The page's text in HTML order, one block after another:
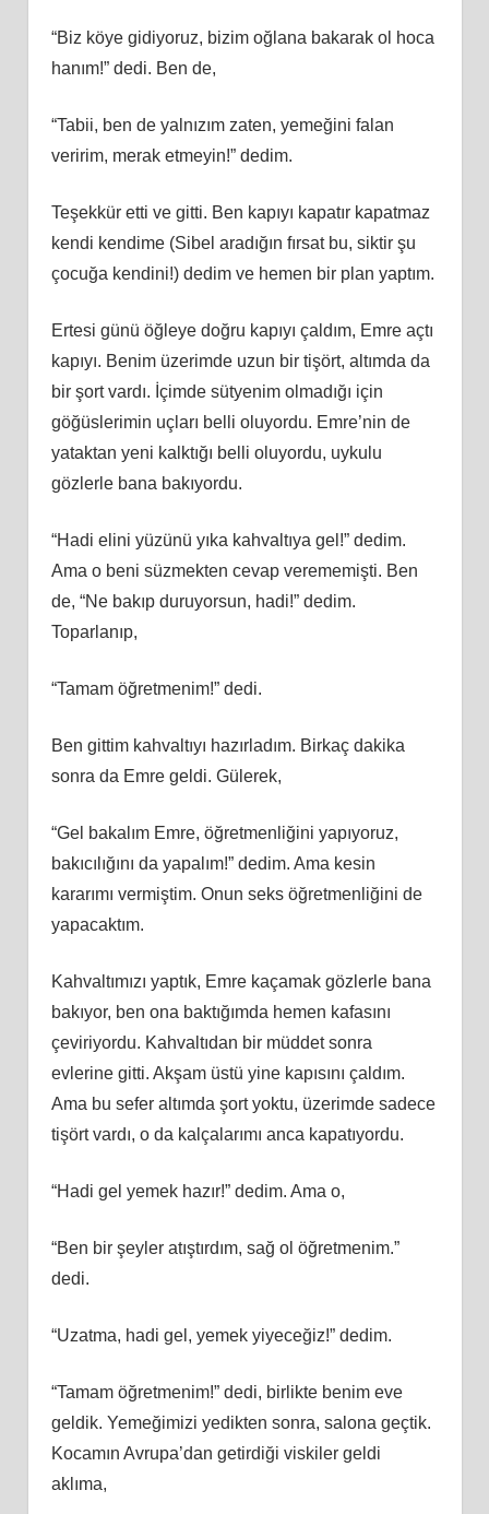
“Biz köye gidiyoruz, bizim oğlana bakarak ol hoca
hanım!” dedi. Ben de,
“Tabii, ben de yalnızım zaten, yemeğini falan
veririm, merak etmeyin!” dedim.
Teşekkür etti ve gitti. Ben kapıyı kapatır kapatmaz
kendi kendime (Sibel aradığın fırsat bu, siktir şu
çocuğa kendini!) dedim ve hemen bir plan yaptım.
Ertesi günü öğleye doğru kapıyı çaldım, Emre açtı
kapıyı. Benim üzerimde uzun bir tişört, altımda da
bir şort vardı. İçimde sütyenim olmadığı için
göğüslerimin uçları belli oluyordu. Emre’nin de
yataktan yeni kalktığı belli oluyordu, uykulu
gözlerle bana bakıyordu.
“Hadi elini yüzünü yıka kahvaltıya gel!” dedim.
Ama o beni süzmekten cevap verememişti. Ben
de, “Ne bakıp duruyorsun, hadi!” dedim.
Toparlanıp,
“Tamam öğretmenim!” dedi.
Ben gittim kahvaltıyı hazırladım. Birkaç dakika
sonra da Emre geldi. Gülerek,
“Gel bakalım Emre, öğretmenliğini yapıyoruz,
bakıcılığını da yapalım!” dedim. Ama kesin
kararımı vermiştim. Onun seks öğretmenliğini de
yapacaktım.
Kahvaltımızı yaptık, Emre kaçamak gözlerle bana
bakıyor, ben ona baktığımda hemen kafasını
çeviriyordu. Kahvaltıdan bir müddet sonra
evlerine gitti. Akşam üstü yine kapısını çaldım.
Ama bu sefer altımda şort yoktu, üzerimde sadece
tişört vardı, o da kalçalarımı anca kapatıyordu.
“Hadi gel yemek hazır!” dedim. Ama o,
“Ben bir şeyler atıştırdım, sağ ol öğretmenim.”
dedi.
“Uzatma, hadi gel, yemek yiyeceğiz!” dedim.
“Tamam öğretmenim!” dedi, birlikte benim eve
geldik. Yemeğimizi yedikten sonra, salona geçtik.
Kocamın Avrupa’dan getirdiği viskiler geldi
aklıma,